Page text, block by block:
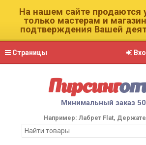
На нашем сайте продаются
только мастерам и
подтверждения Вашей
Страницы
Пирсинг
Минимальный заказ
Например: Лабрет Flat